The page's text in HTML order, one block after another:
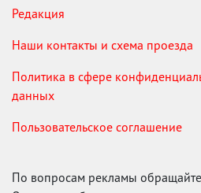
Редакция
Наши контакты и схема проезда
Политика в сфере
данных
Пользовательское соглашение
По вопросам рекламы